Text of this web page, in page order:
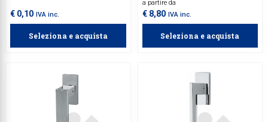
€ 0,10 IVA inc.
Seleziona e acquista
a partire da
€ 8,80 IVA inc.
Seleziona e acquista